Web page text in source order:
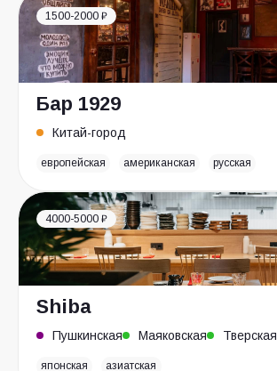
1500-2000 ₽
Бар 1929
Китай-город
европейская американская русская
4000-5000 ₽
Shiba
Пушкинская Маяковская Тверская
японская азиатская